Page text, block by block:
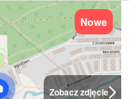
Zobacz zdjęcie
Nowe